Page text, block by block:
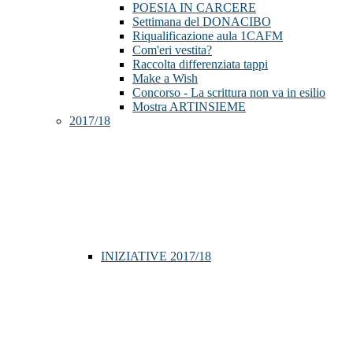
POESIA IN CARCERE
Settimana del DONACIBO
Riqualificazione aula 1CAFM
Com'eri vestita?
Raccolta differenziata tappi
Make a Wish
Concorso - La scrittura non va in esilio
Mostra ARTINSIEME
2017/18
INIZIATIVE 2017/18